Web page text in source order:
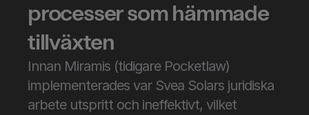
processer som hämmade
tillväxten
Innan Miramis (tidigare Pocketlaw)
implementerades var Svea Solars juridiska
arbete utspritt och ineffektivt, vilket